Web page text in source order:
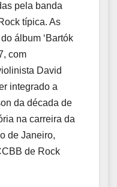
pela banda
típica. As
álbum ‘Bartók
com
David
integrado a
da década de
na carreira da
de Janeiro,
de Rock